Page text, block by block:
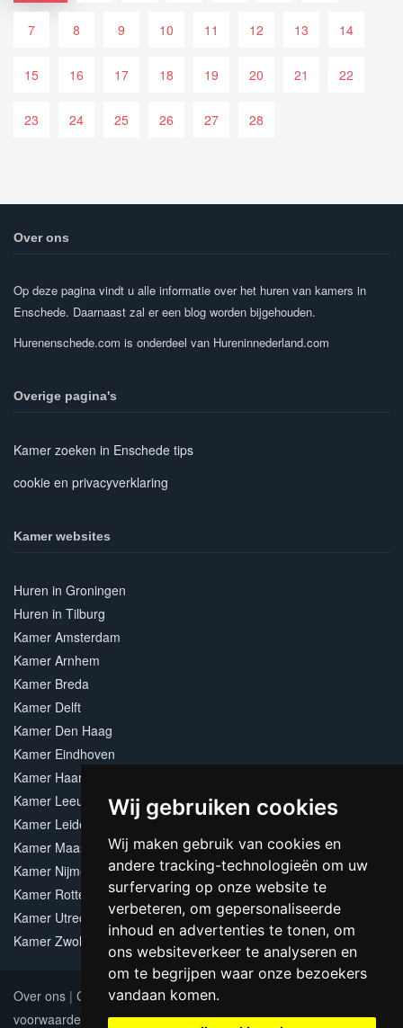
Wij gebruiken cookies
Wij maken gebruik van cookies en
andere tracking-technologieën om uw
surfervaring op onze website te
verbeteren, om gepersonaliseerde
inhoud en advertenties te tonen, om
ons websiteverkeer te analyseren en
om te begrijpen waar onze bezoekers
vandaan komen.
7 8 9 10 11 12 13 14
15 16 17 18 19 20 21 22
23 24 25 26 27 28
Over ons
Op deze pagina vindt u alle informatie over het huren van kamers in
Enschede. Daarnaast zal er een blog worden bijgehouden.
Hurenenschede.com is onderdeel van Hureninnederland.com
Overige pagina's
Kamer zoeken in Enschede tips
cookie en privacyverklaring
Kamer websites
Huren in Groningen
Huren in Tilburg
Kamer Amsterdam
Kamer Arnhem
Kamer Breda
Kamer Delft
Kamer Den Haag
Kamer Eindhoven
Kamer Haarlem
Kamer Leeuwarden
Kamer Leiden
Kamer Maastricht
Kamer Nijmegen
Kamer Rotterdam
Kamer Utrecht
Kamer Zwolle
Over ons | Contact|Adverteren|Sitemap
voorwaarden
Update cookies preferences